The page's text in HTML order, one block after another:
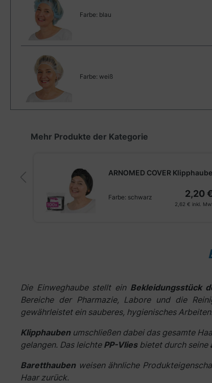
Farbe: blau
Farbe: weiß
Produktgalerie überspringen
Mehr Produkte der Kategorie
ARNOMED COVER Klipphaube
Farbe: schwarz 2,20
2,62 € inkl.
Die Einweghaube stellt ein Bekleidungsstück
Bereiche der Pharmazie, Labore und die
gewährleistet ein sauberes, hygienisches Arbeiten.
Klipphauben umschließen dabei das gesamte
gelangen. Das leichtePP-Vliesbietet durch seine
Baretthauben weisen ähnliche
Haar zurück.